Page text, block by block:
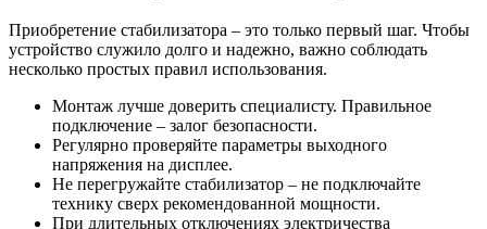
Приобретение стабилизатора – это только первый шаг. Чтобы
устройство служило долго и надежно, важно соблюдать
несколько простых правил использования.
Монтаж лучше доверить специалисту. Правильное
подключение – залог безопасности.
Регулярно проверяйте параметры выходного
напряжения на дисплее.
Не перегружайте стабилизатор – не подключайте
технику сверх рекомендованной мощности.
При длительных отключениях электричества